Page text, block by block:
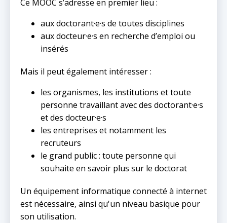
Ce MOOC s’adresse en premier lieu :
aux doctorant·e·s de toutes disciplines
aux docteur·e·s en recherche d’emploi ou
insérés
Mais il peut également intéresser :
les organismes, les institutions et toute
personne travaillant avec des doctorant·e·s
et des docteur·e·s
les entreprises et notamment les
recruteurs
le grand public : toute personne qui
souhaite en savoir plus sur le doctorat
Un équipement informatique connecté à internet
est nécessaire, ainsi qu'un niveau basique pour
son utilisation.